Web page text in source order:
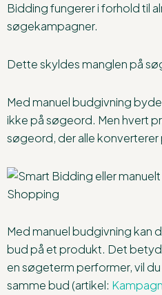
Bidding fungerer i forhold til
søgekampagner.
Dette skyldes manglen på
Med manuel budgivning
ikke på søgeord. Men hvert
søgeord, der alle konverterer
Med manuel budgivning kan
bud på et produkt. Det
en søgeterm performer, vil
samme bud (artikel: